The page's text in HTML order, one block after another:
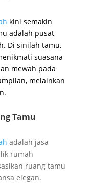
kini semakin
adalah pusat
Di sinilah tamu,
suasana
mewah pada
melainkan
Tamu
adalah jasa
rumah
ruang tamu
elegan.